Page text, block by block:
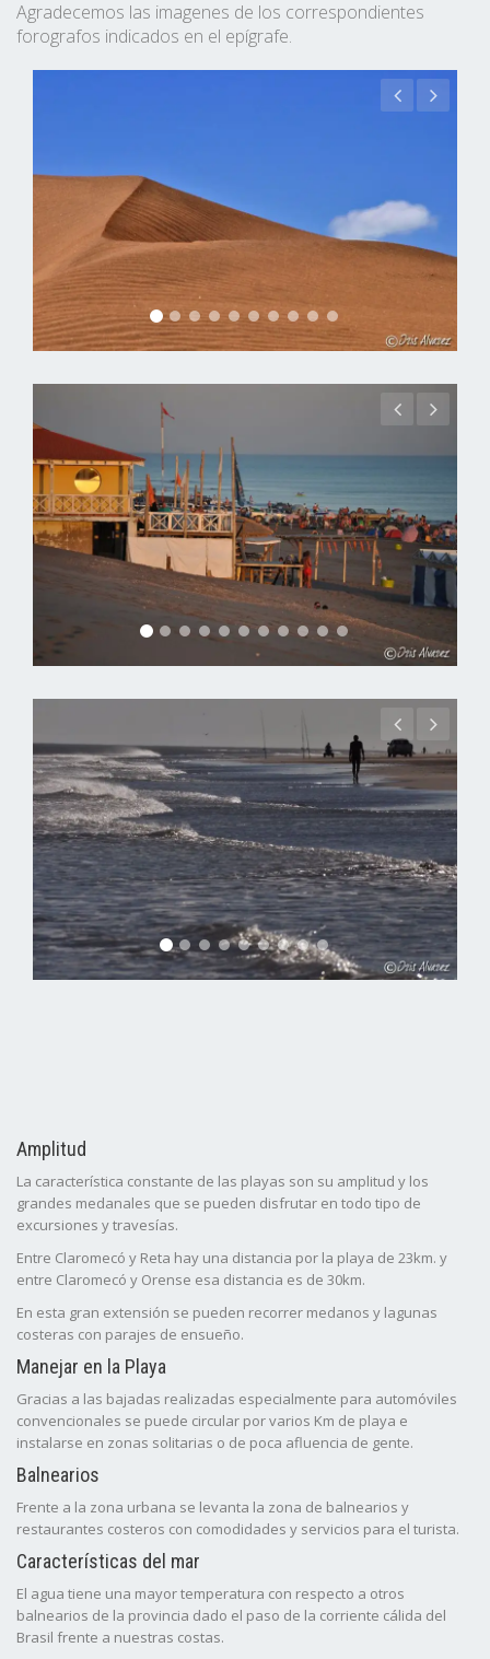
Agradecemos las imagenes de los correspondientes
forografos indicados en el epígrafe.
Amplitud
La característica constante de las playas son su amplitud y los
grandes medanales que se pueden disfrutar en todo tipo de
excursiones y travesías.
Entre Claromecó y Reta hay una distancia por la playa de 23km. y
entre Claromecó y Orense esa distancia es de 30km.
En esta gran extensión se pueden recorrer medanos y lagunas
costeras con parajes de ensueño.
Manejar en la Playa
Gracias a las bajadas realizadas especialmente para automóviles
convencionales se puede circular por varios Km de playa e
instalarse en zonas solitarias o de poca afluencia de gente.
Balnearios
Frente a la zona urbana se levanta la zona de balnearios y
restaurantes costeros con comodidades y servicios para el turista.
Características del mar
El agua tiene una mayor temperatura con respecto a otros
balnearios de la provincia dado el paso de la corriente cálida del
Brasil frente a nuestras costas.